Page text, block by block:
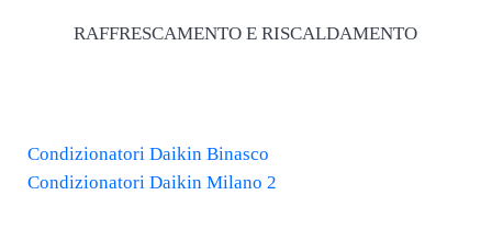
RAFFRESCAMENTO E RISCALDAMENTO
Post precedente:
Condizionatori Daikin Binasco
Post successivo:
Condizionatori Daikin Milano 2